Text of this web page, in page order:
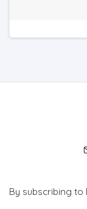
By subscribing to